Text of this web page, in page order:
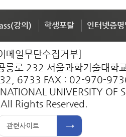
강의) 학생포탈 인터넷증
메일무단수집거부]
릉로 232 서울과학기술대학
6733 FAX : 02-970-
UNIVERSITY OF
Rights Reserved.
관련사이트